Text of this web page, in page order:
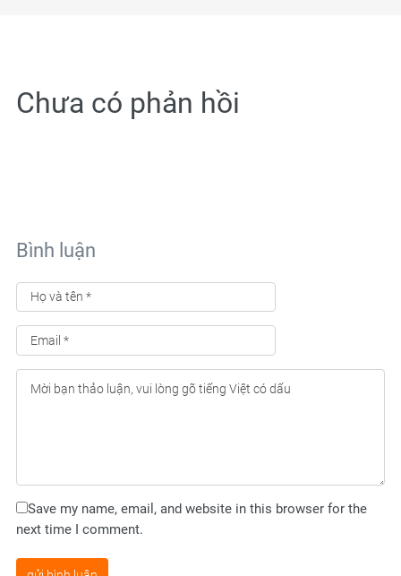
Chưa có phản hồi
Bình luận
Save my name, email, and website in this browser for the
next time I comment.